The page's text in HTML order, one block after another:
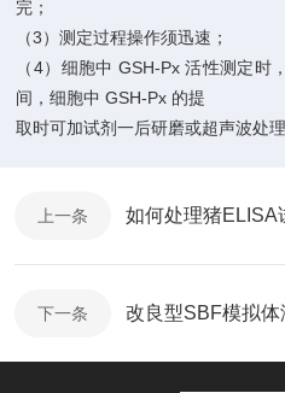
完；
（3 ）测定过程操作须迅速；
（ 4）细胞中 GSH-Px 活性测定时
间，细胞中 GSH-Px 的提
取时可加试剂一后研磨或超声波处
上一条 如何处理猪ELISA
下一条 改良型SBF模拟体